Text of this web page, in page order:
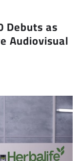
Debuts as
Audiovisual